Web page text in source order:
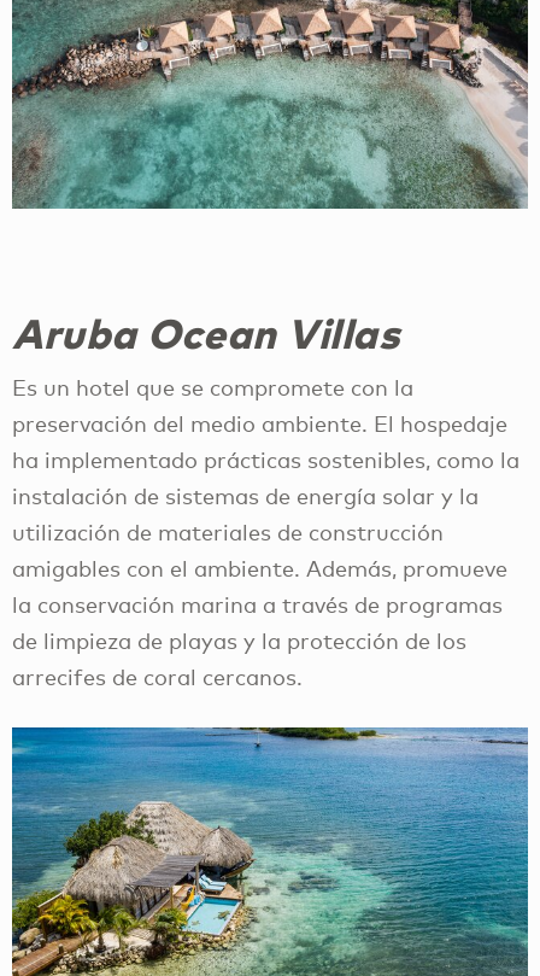
Aruba Ocean Villas
Es un hotel que se compromete con la
preservación del medio ambiente. El hospedaje
ha implementado prácticas sostenibles, como la
instalación de sistemas de energía solar y la
utilización de materiales de construcción
amigables con el ambiente. Además, promueve
la conservación marina a través de programas
de limpieza de playas y la protección de los
arrecifes de coral cercanos.